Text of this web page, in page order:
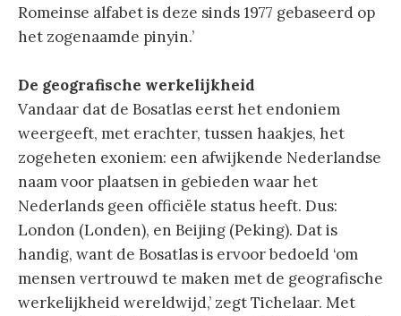
Romeinse alfabet is deze sinds 1977 gebaseerd op
het zogenaamde pinyin.’
De geografische werkelijkheid
Vandaar dat de Bosatlas eerst het endoniem
weergeeft, met erachter, tussen haakjes, het
zogeheten exoniem: een afwijkende Nederlandse
naam voor plaatsen in gebieden waar het
Nederlands geen officiële status heeft. Dus:
London (Londen), en Beijing (Peking). Dat is
handig, want de Bosatlas is ervoor bedoeld ‘om
mensen vertrouwd te maken met de geografische
werkelijkheid wereldwijd,’ zegt Tichelaar. Met